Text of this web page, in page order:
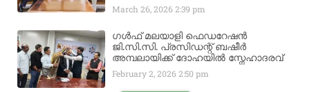
March 26, 20262:39 pm
ഗൾഫ് മലയാളി ഫെഡറേഷൻ
ജി.സി.സി. പ്രസിഡന്റ് ബഷീർ
അമ്പലായിക്ക് ദോഹയിൽ സ്നേഹാദരവ്
February 2, 20262:50 pm